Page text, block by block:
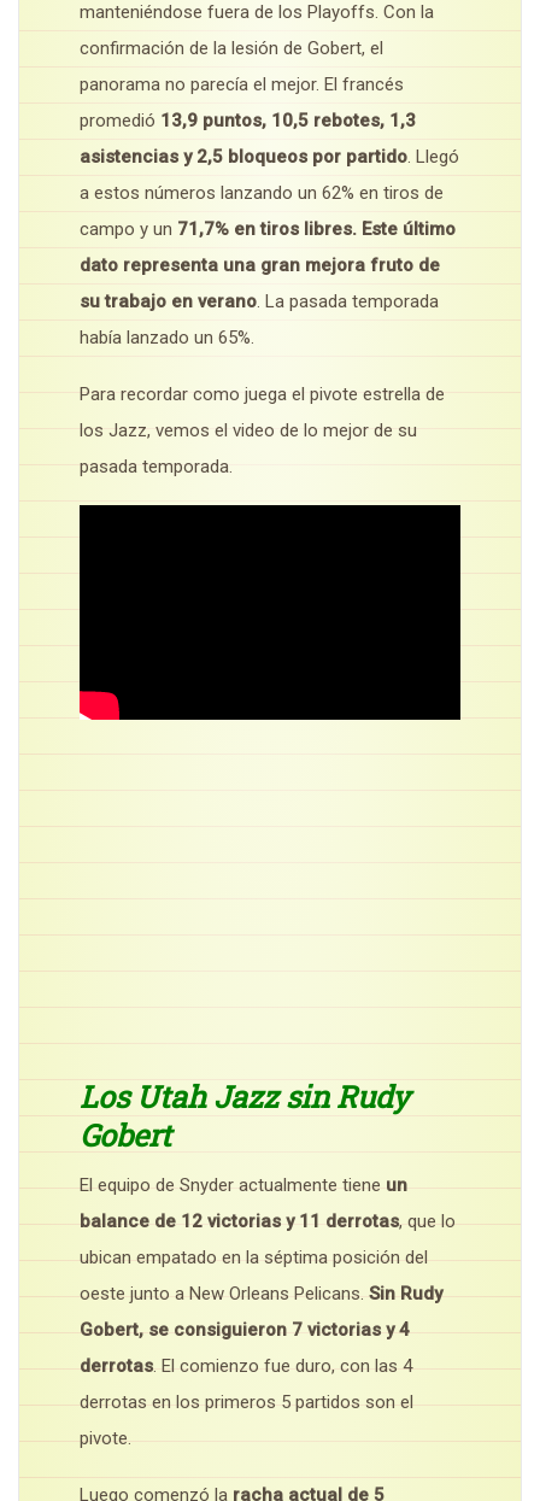
manteniéndose fuera de los Playoffs. Con la
confirmación de la lesión de Gobert, el
panorama no parecía el mejor. El francés
promedió 13,9 puntos, 10,5 rebotes, 1,3
asistencias y 2,5 bloqueos por partido. Llegó
a estos números lanzando un 62% en tiros de
campo y un 71,7% en tiros libres. Este último
dato representa una gran mejora fruto de
su trabajo en verano. La pasada temporada
había lanzado un 65%.
Para recordar como juega el pivote estrella de
los Jazz, vemos el video de lo mejor de su
pasada temporada.
Los Utah Jazz sin Rudy
Gobert
El equipo de Snyder actualmente tiene un
balance de 12 victorias y 11 derrotas, que lo
ubican empatado en la séptima posición del
oeste junto a New Orleans Pelicans. Sin Rudy
Gobert, se consiguieron 7 victorias y 4
derrotas. El comienzo fue duro, con las 4
derrotas en los primeros 5 partidos son el
pivote.
Luego comenzó la racha actual de 5